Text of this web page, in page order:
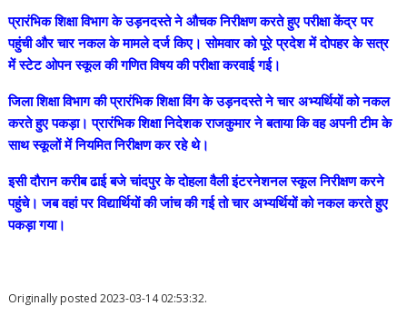
प्रारंभिक शिक्षा विभाग के उड़नदस्ते ने औचक निरीक्षण करते हुए परीक्षा केंद्र पर
पहुंची और चार नकल के मामले दर्ज किए। सोमवार को पूरे प्रदेश में दोपहर के सत्र
में स्टेट ओपन स्कूल की गणित विषय की परीक्षा करवाई गई।
जिला शिक्षा विभाग की प्रारंभिक शिक्षा विंग के उड़नदस्ते ने चार अभ्यर्थियों को नकल
करते हुए पकड़ा। प्रारंभिक शिक्षा निदेशक राजकुमार ने बताया कि वह अपनी टीम के
साथ स्कूलों में नियमित निरीक्षण कर रहे थे।
इसी दौरान करीब ढाई बजे चांदपुर के दोहला वैली इंटरनेशनल स्कूल निरीक्षण करने
पहुंचे। जब वहां पर विद्यार्थियों की जांच की गई तो चार अभ्यर्थियों को नकल करते हुए
पकड़ा गया।
Originally posted 2023-03-14 02:53:32.